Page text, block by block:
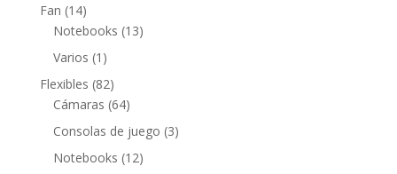
Fan 1414
productos
Notebooks 1313
Varios 1 1
producto
Flexibles 8282
productos
Cámaras 6464
productos
Consolas de juego 33
Notebooks 1212